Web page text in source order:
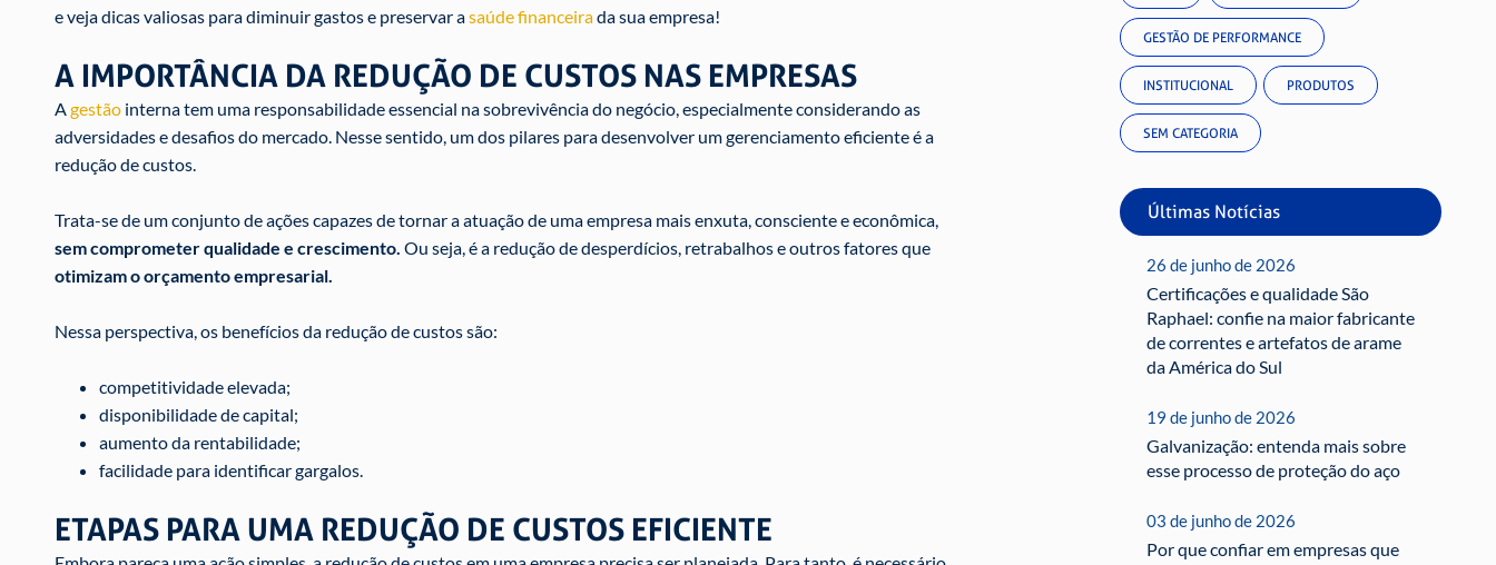
GESTÃO DE PERFORMANCE
INSTITUCIONAL PRODUTOS
SEM CATEGORIA
Últimas Notícias
26 de junho de 2026
Certificações e qualidade São
Raphael: confie na maior fabricante
de correntes e artefatos de arame
da América do Sul
19 de junho de 2026
Galvanização: entenda mais sobre
esse processo de proteção do aço
03 de junho de 2026
Por que confiar em empresas que
e veja dicas valiosas para diminuir gastos e preservar asaúde financeirada sua empresa!
A IMPORTÂNCIA DA REDUÇÃO DE CUSTOS NAS EMPRESAS
Agestãointerna tem uma responsabilidade essencial na sobrevivência do negócio, especialmente considerando as
adversidades e desafios do mercado. Nesse sentido, um dos pilares para desenvolver um gerenciamento eficiente é a
redução de custos.
Trata-se de um conjunto de ações capazes de tornar a atuação de uma empresa mais enxuta, consciente e econômica,
sem comprometer qualidade e crescimento. Ou seja, é a redução de desperdícios, retrabalhos e outros fatores que
otimizam o orçamento empresarial.
Nessa perspectiva, os benefícios da redução de custos são:
competitividade elevada;
disponibilidade de capital;
aumento da rentabilidade;
facilidade para identificar gargalos.
ETAPAS PARA UMA REDUÇÃO DE CUSTOS EFICIENTE